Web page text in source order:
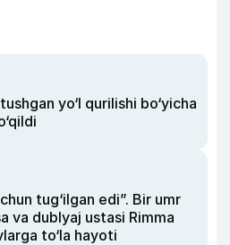
yo‘l qurilishi bo‘yicha
tug‘ilgan edi”. Bir umr
va dublyaj ustasi Rimma
to‘la hayoti